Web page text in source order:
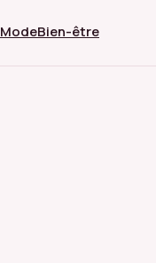
ModeBien-être